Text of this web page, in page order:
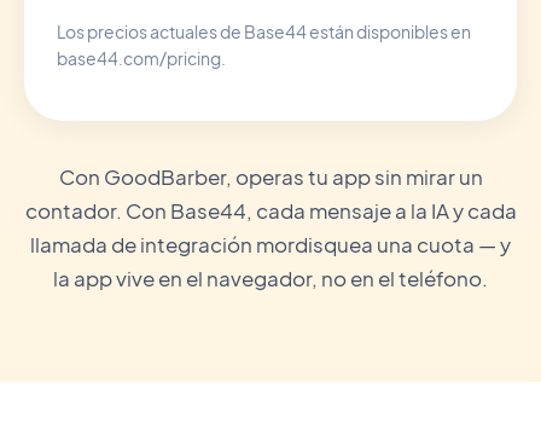
Los precios actuales de Base44 están disponibles en
base44.com/pricing.
Con GoodBarber, operas tu app sin mirar un
contador. Con Base44, cada mensaje a la IA y cada
llamada de integración mordisquea una cuota — y
la app vive en el navegador, no en el teléfono.